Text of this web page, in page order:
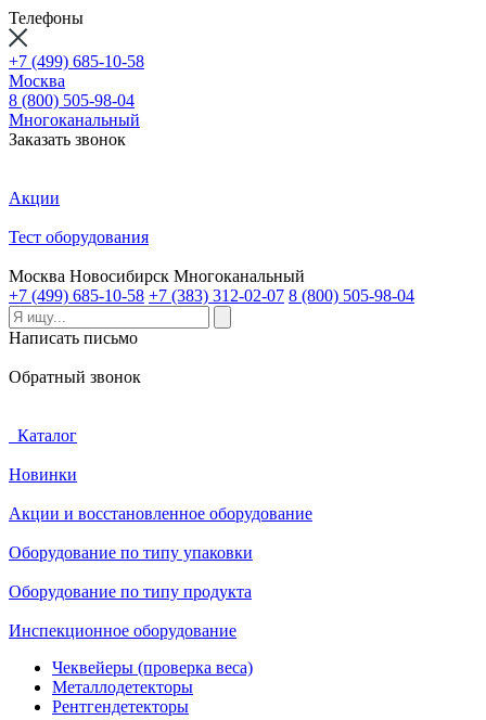
Телефоны
+7 (499) 685-10-58
Москва
8 (800) 505-98-04
Многоканальный
Заказать звонок
Акции
Тест оборудования
Москва Новосибирск Многоканальный
+7 (499) 685-10-58 +7 (383) 312-02-07 8 (800) 505-98-04
Написать письмо
Обратный звонок
Каталог
Новинки
Акции и восстановленное оборудование
Оборудование по типу упаковки
Оборудование по типу продукта
Инспекционное оборудование
Чеквейеры (проверка веса)
Металлодетекторы
Рентгендетекторы